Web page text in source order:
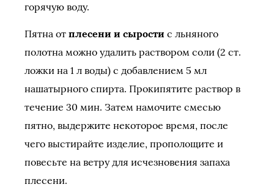
горячую воду.
Пятна от плесени и сырости с льняного
полотна можно удалить раствором соли (2 ст.
ложки на 1 л воды) с добавлением 5 мл
нашатырного спирта. Прокипятите раствор в
течение 30 мин. Затем намочите смесью
пятно, выдержите некоторое время, после
чего выстирайте изделие, прополощите и
повесьте на ветру для исчезновения запаха
плесени.